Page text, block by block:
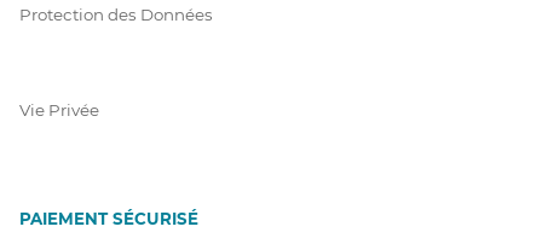
Protection des Données
Vie Privée
PAIEMENT SÉCURISÉ